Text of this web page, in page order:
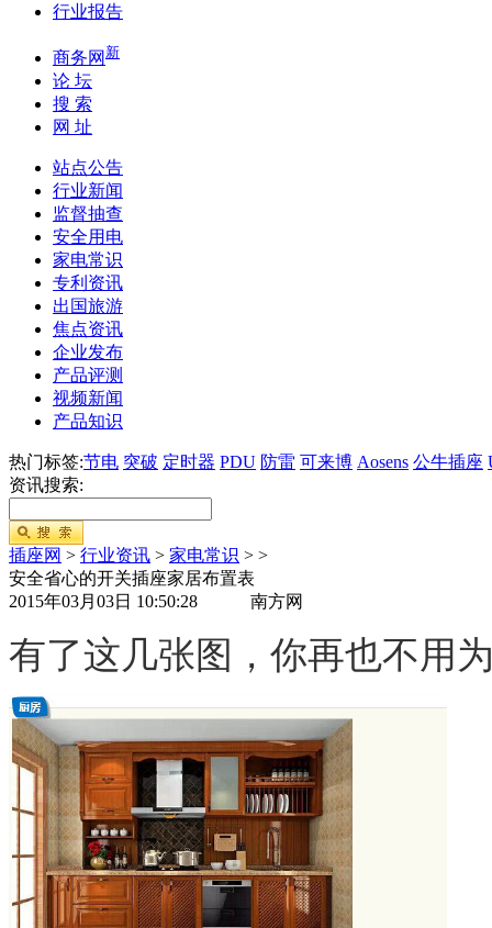
行业报告
商务网 新
论 坛
搜 索
网 址
站点公告
行业新闻
监督抽查
安全用电
家电常识
专利资讯
出国旅游
焦点资讯
企业发布
产品评测
视频新闻
产品知识
热门标签:节电 突破 定时器 PDU 防雷 可来博 Aosens 公牛插座
资讯搜索:
插座网 > 行业资讯 > 家电常识 > >
安全省心的开关插座家居布置表
2015年03月03日 10:50:28 南方网
有了这几张图，你再也不用